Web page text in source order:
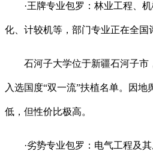
·王牌专业包罗：林业工程、机
化、计较机等，部门专业正在全国
石河子大学位于新疆石河子市
入选国度“双一流”扶植名单。因
低，但性价比极高。
·劣势专业包罗：电气工程及其